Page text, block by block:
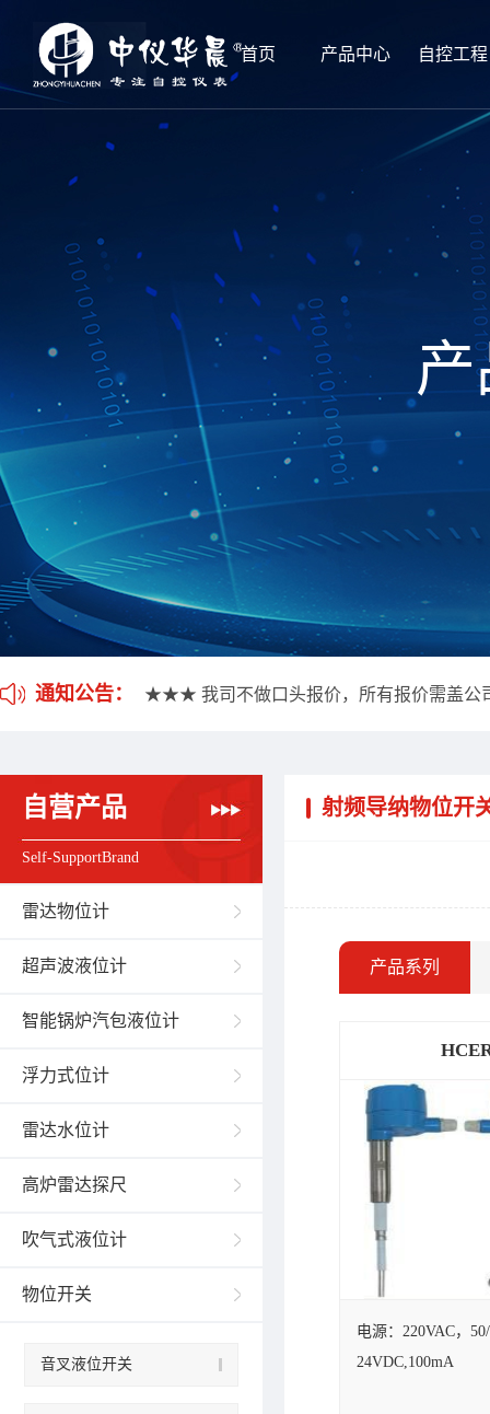
首页 产品中心 自控工程
通知公告：
★★★ 我司不做口头报价，所有报价需盖公
★★★ 应客户要求，我司开通雷达液位计维
★★★ 我司不做口头报价，所有报价需盖公
自营产品
Self-SupportBrand
雷达物位计
超声波液位计
智能锅炉汽包液位计
浮力式位计
雷达水位计
高炉雷达探尺
吹气式液位计
物位开关
音叉液位开关
射频导纳物位开
产品系列
电源：220VAC，
24VDC,100mA